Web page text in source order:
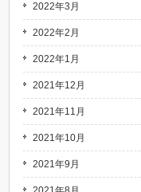
2022年3月
2022年2月
2022年1月
2021年12月
2021年11月
2021年10月
2021年9月